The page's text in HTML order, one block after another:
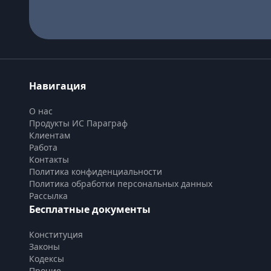
Навигация
О нас
Продукты ИС Параграф
Клиентам
Работа
Контакты
Политика конфиденциальности
Политика обработки персональных данных
Рассылка
Бесплатные документы
Конституция
Законы
Кодексы